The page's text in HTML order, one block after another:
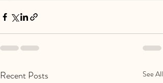
Recent Posts See All